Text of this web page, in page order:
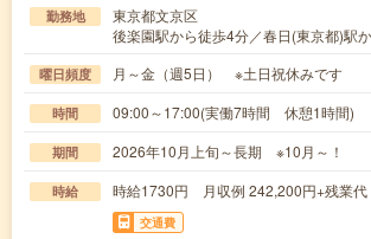
勤務地
東京都文京区
後楽園駅から徒歩4分／春日(東京都)駅
曜日頻度 月～金（週5日） ※土日祝休みです
時間 09:00～17:00(実働7時間 休憩1時間)
期間 2026年10月上旬～長期 ※10月～！
時給 時給1730円 月収例 242,200円+残業代
交通費